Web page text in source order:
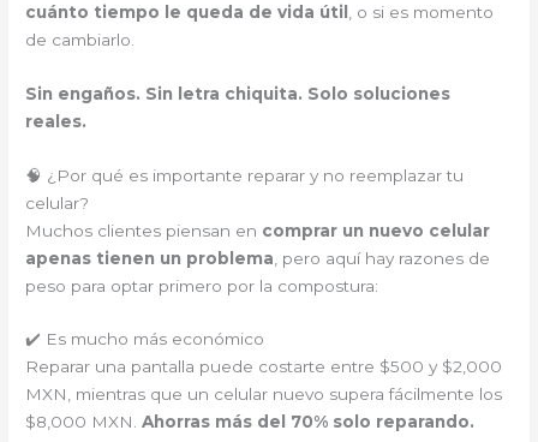
cuánto tiempo le queda de vida útil
, o si es momento
de cambiarlo.
Sin engaños. Sin letra chiquita. Solo soluciones
reales.
🧠 ¿Por qué es importante reparar y no reemplazar tu
celular?
Muchos clientes piensan en comprar un nuevo celular
apenas tienen un problema , pero aquí hay razones de
peso para optar primero por la compostura:
✔️ Es mucho más económico
Reparar una pantalla puede costarte entre $500 y $2,000
MXN, mientras que un celular nuevo supera fácilmente los
$8,000 MXN.Ahorras más del 70% solo reparando.